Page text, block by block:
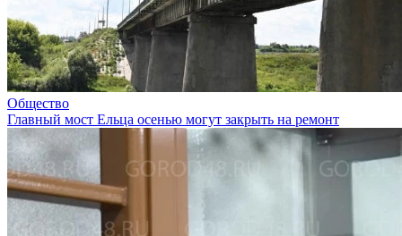
Общество
Главный мост Ельца осенью могут закрыть на ремонт